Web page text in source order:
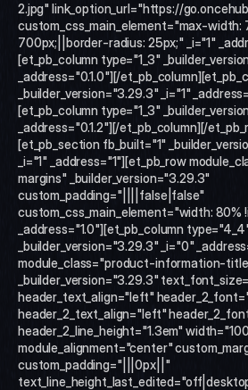
2.jpg" link_option_url="https://
custom_css_main_element="max-width:
700px;||border-radius: 25px;" _i="1"
[et_pb_column type="1_3"
_address="0.1.0"][/
_builder_version="3.29.3" _i="1"
[et_pb_column type="1_3"
_address="0.1.2"][/et_pb_column][/
[et_pb_section fb_built="1"
_i="1" _address="1"][et_pb_row
margins" _builder_version="3.29.3"
custom_padding="||||false|false"
custom_css_main_element="width: 80%
_address="1.0"][et_pb_column
_builder_version="3.29.3" _i="0"
module_class="product-information-
_builder_version="3.29.3"
header_text_align="left"
header_2_text_align="left"
header_2_line_height="1.3em"
module_alignment="center"
custom_padding="|||0px||"